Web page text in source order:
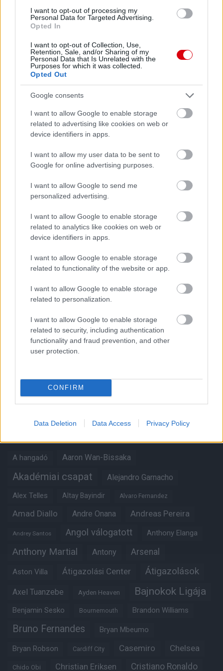
I want to opt-out of processing my
Personal Data for Targeted Advertising.
Opted In
I want to opt-out of Collection, Use,
Retention, Sale, and/or Sharing of my
Personal Data that Is Unrelated with the
Purposes for which it was collected.
Opted Out
Google consents
I want to allow Google to enable storage
related to advertising like cookies on web or
device identifiers in apps.
I want to allow my user data to be sent to
Google for online advertising purposes.
I want to allow Google to send me
personalized advertising.
I want to allow Google to enable storage
related to analytics like cookies on web or
device identifiers in apps.
I want to allow Google to enable storage
related to functionality of the website or app.
I want to allow Google to enable storage
related to personalization.
I want to allow Google to enable storage
related to security, including authentication
functionality and fraud prevention, and other
user protection.
CONFIRM
Data Deletion Data Access Privacy Policy
Paris Saint-Germain
Manchester United
Felkészülési szezon 4. mérkőzés
Nya Ullevi, Göteborg
2026-08-08 17:00
Leeds United Manchester United2026-08-12 20:30
AC MilanvsManchester United2026-08-15 18:00
ELŐZŐ MÉRKŐZÉSEK
a ManUtdFanatics.hu működését!
Címkék
A hangadó Aaron Wan-Bissaka
Akadémiai csapat Alejandro Garnacho
Alex Telles Altay Bayindir Alvaro Fernandez
Amad Diallo Andre Onana Andreas Pereira
Andrey Santos Angol válogatott Anthony Elanga
Anthony Martial Antony Arsenal
Aston Villa Átigazolási Center Átigazolások
Axel Tuanzebe Ayden Heaven Bajnokok Ligája
Benjamin Sesko Bournemouth Brandon Williams
Bruno Fernandes Bryan Mbeumo
Bryan Robson Cardiff City Casemiro Chelsea
Chido Obi Christian Eriksen Cristiano Ronaldo